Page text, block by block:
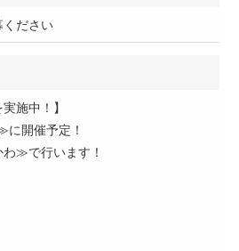
ださい
施中！】
開催予定！
≫で行います！